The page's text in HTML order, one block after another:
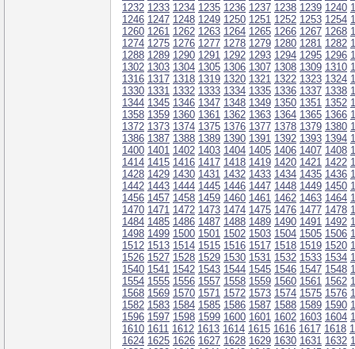
1232 1233 1234 1235 1236 1237 1238 1239 1240
1246 1247 1248 1249 1250 1251 1252 1253 1254
1260 1261 1262 1263 1264 1265 1266 1267 1268
1274 1275 1276 1277 1278 1279 1280 1281 1282
1288 1289 1290 1291 1292 1293 1294 1295 1296
1302 1303 1304 1305 1306 1307 1308 1309 1310
1316 1317 1318 1319 1320 1321 1322 1323 1324
1330 1331 1332 1333 1334 1335 1336 1337 1338
1344 1345 1346 1347 1348 1349 1350 1351 1352
1358 1359 1360 1361 1362 1363 1364 1365 1366
1372 1373 1374 1375 1376 1377 1378 1379 1380
1386 1387 1388 1389 1390 1391 1392 1393 1394
1400 1401 1402 1403 1404 1405 1406 1407 1408
1414 1415 1416 1417 1418 1419 1420 1421 1422
1428 1429 1430 1431 1432 1433 1434 1435 1436
1442 1443 1444 1445 1446 1447 1448 1449 1450
1456 1457 1458 1459 1460 1461 1462 1463 1464
1470 1471 1472 1473 1474 1475 1476 1477 1478
1484 1485 1486 1487 1488 1489 1490 1491 1492
1498 1499 1500 1501 1502 1503 1504 1505 1506
1512 1513 1514 1515 1516 1517 1518 1519 1520
1526 1527 1528 1529 1530 1531 1532 1533 1534
1540 1541 1542 1543 1544 1545 1546 1547 1548
1554 1555 1556 1557 1558 1559 1560 1561 1562
1568 1569 1570 1571 1572 1573 1574 1575 1576
1582 1583 1584 1585 1586 1587 1588 1589 1590
1596 1597 1598 1599 1600 1601 1602 1603 1604
1610 1611 1612 1613 1614 1615 1616 1617 1618
1624 1625 1626 1627 1628 1629 1630 1631 1632